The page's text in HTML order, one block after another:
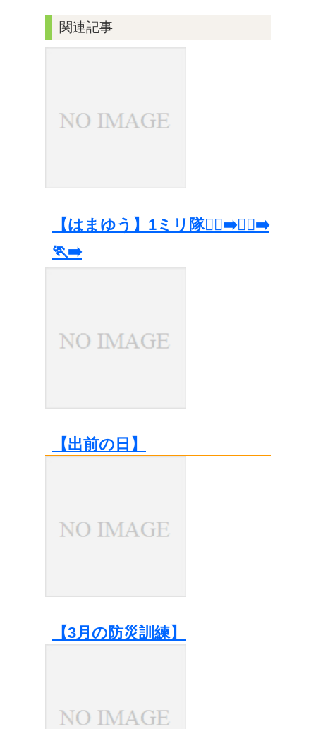
関連記事
【はまゆう】1ミリ隊🏃‍♀️‍➡️🏃‍♂️‍➡️
🏃‍➡️
【出前の日】
【3月の防災訓練】